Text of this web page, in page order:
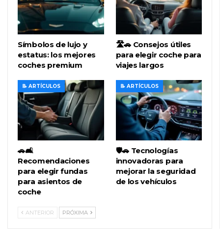
Símbolos de lujo y
estatus: los mejores
coches premium
🛣️🚗 Consejos útiles
para elegir coche para
viajes largos
📝 ARTÍCULOS
🚗🛋️
Recomendaciones
para elegir fundas
para asientos de
coche
📝 ARTÍCULOS
🛡️🚗 Tecnologías
innovadoras para
mejorar la seguridad
de los vehículos
ANTERIOR PRÓXIMA